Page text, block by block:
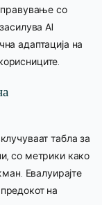
со
AI
адаптација на
табла за
со метрики како
Евалуирајте
на